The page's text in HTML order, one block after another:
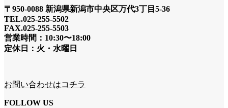
〒950-0088 新潟県新潟市中央区万代3丁目5-36
TEL.025-255-5502
FAX.025-255-5503
営業時間：10:30〜18:00
定休日：火・水曜日
お問い合わせはコチラ
FOLLOW US